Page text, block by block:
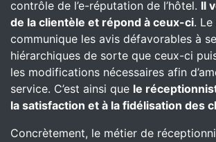
contrôle de l’e-réputation de l’hôtel. Il
de la clientèle et répond à ceux-ci.
communique les avis défavorables à
hiérarchiques de sorte que ceux-ci
les modifications nécessaires afin
service. C’est ainsi que le
la satisfaction et à la fidélisation des
Concrètement, le métier de